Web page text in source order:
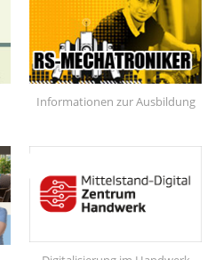
Informationen zur Ausbildung